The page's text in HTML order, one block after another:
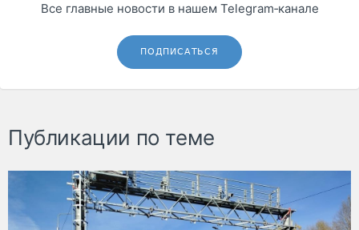
Все главные новости в нашем Telegram‑канале
ПОДПИСАТЬСЯ
Публикации по теме